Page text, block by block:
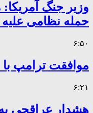
وزیر جنگ
حمله نظامی
۶:۵۰
موافقت ترامپ با
۶:۲۱
هشدار عراقچی